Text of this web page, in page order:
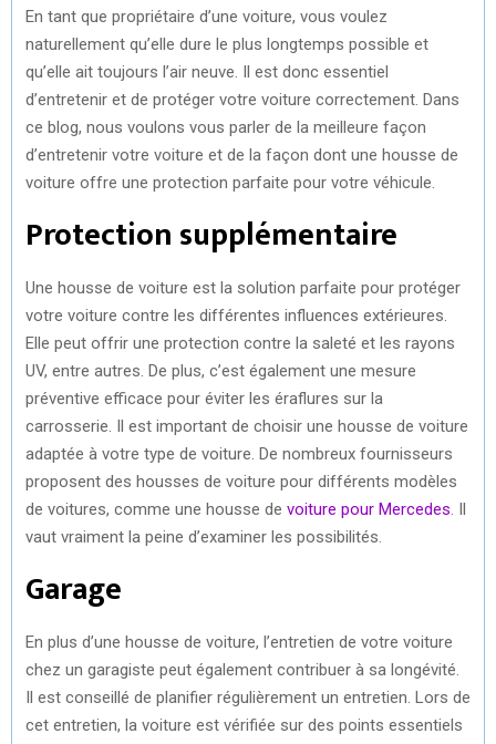
En tant que propriétaire d’une voiture, vous voulez
naturellement qu’elle dure le plus longtemps possible et
qu’elle ait toujours l’air neuve. Il est donc essentiel
d’entretenir et de protéger votre voiture correctement. Dans
ce blog, nous voulons vous parler de la meilleure façon
d’entretenir votre voiture et de la façon dont une housse de
voiture offre une protection parfaite pour votre véhicule.
Protection supplémentaire
Une housse de voiture est la solution parfaite pour protéger
votre voiture contre les différentes influences extérieures.
Elle peut offrir une protection contre la saleté et les rayons
UV, entre autres. De plus, c’est également une mesure
préventive efficace pour éviter les éraflures sur la
carrosserie. Il est important de choisir une housse de voiture
adaptée à votre type de voiture. De nombreux fournisseurs
proposent des housses de voiture pour différents modèles
de voitures, comme une housse de voiture pour Mercedes . Il
vaut vraiment la peine d’examiner les possibilités.
Garage
En plus d’une housse de voiture, l’entretien de votre voiture
chez un garagiste peut également contribuer à sa longévité.
Il est conseillé de planifier régulièrement un entretien. Lors de
cet entretien, la voiture est vérifiée sur des points essentiels